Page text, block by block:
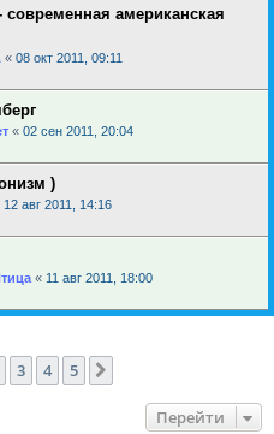
американская
« 08 окт 2011, 09:11
« 02 сен 2011, 20:04
)
12 авг 2011, 14:16
« 11 авг 2011, 18:00
3 4 5
Перейти